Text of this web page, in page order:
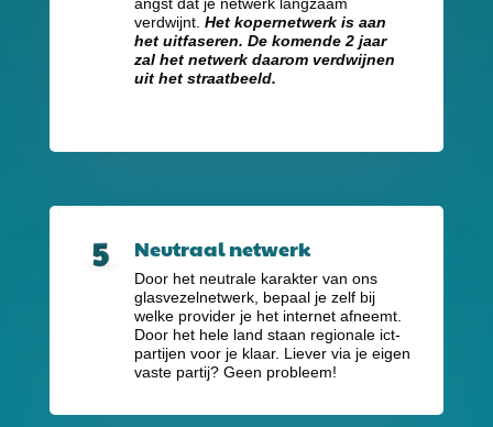
verdwijnt. Het kopernetwerk is aan
het uitfaseren. De komende 2 jaar
zal het netwerk daarom verdwijnen
uit het straatbeeld.
Neutraal netwerk
Door het neutrale karakter van ons
glasvezelnetwerk, bepaal je zelf bij
welke provider je het internet afneemt.
Door het hele land staan regionale ict-
partijen voor je klaar. Liever via je eigen
vaste partij? Geen probleem!